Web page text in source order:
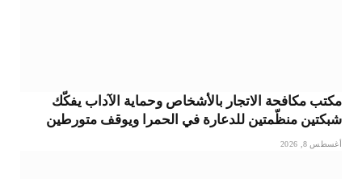
مكتب مكافحة الاتجار بالأشخاص وحماية الآداب يفكّك
شبكتين منظّمتين للدعارة في الحمرا ويوقف متورطين
أغسطس 8, 2026